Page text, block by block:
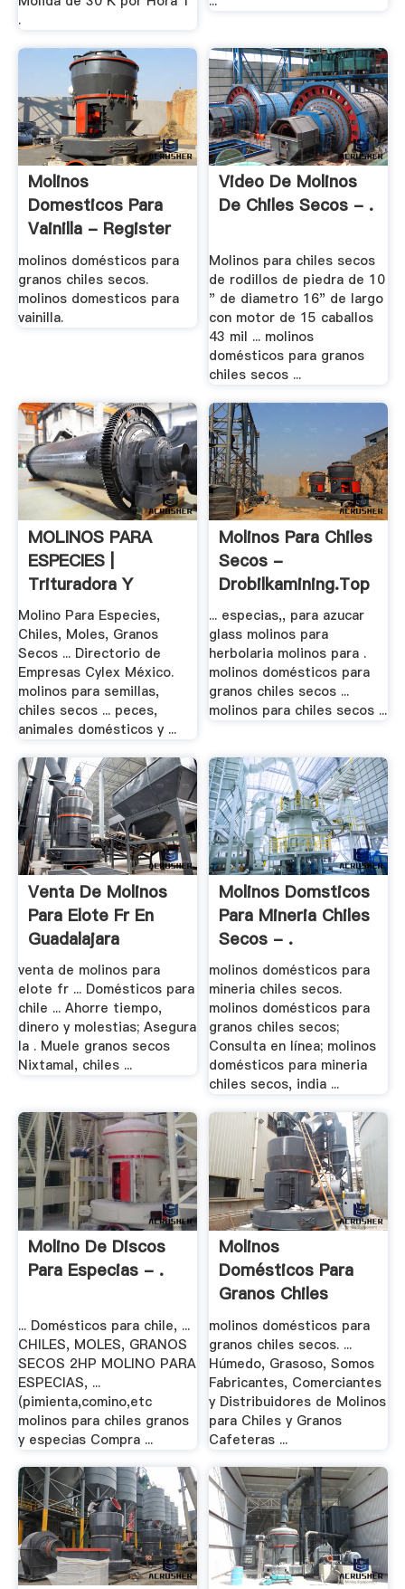
.
Molinos
Domesticos Para
Vainilla - Register
molinos domésticos para
granos chiles secos.
molinos domesticos para
vainilla.
Video De Molinos
De Chiles Secos - .
Molinos para chiles secos
de rodillos de piedra de 10
" de diametro 16" de largo
con motor de 15 caballos
43 mil ... molinos
domésticos para granos
chiles secos ...
MOLINOS PARA
ESPECIES |
Trituradora Y
Molinos
Molino Para Especies,
Chiles, Moles, Granos
Secos ... Directorio de
Empresas Cylex México.
molinos para semillas,
chiles secos ... peces,
animales domésticos y ...
Molinos Para Chiles
Secos -
Drobilkamining.top
... especias,, para azucar
glass molinos para
herbolaria molinos para .
molinos domésticos para
granos chiles secos ...
molinos para chiles secos ...
Venta De Molinos
Para Elote Fr En
Guadalajara
venta de molinos para
elote fr ... Domésticos para
chile ... Ahorre tiempo,
dinero y molestias; Asegura
la . Muele granos secos
Nixtamal, chiles ...
Molinos Domsticos
Para Mineria Chiles
Secos - .
molinos domésticos para
mineria chiles secos.
molinos domésticos para
granos chiles secos;
Consulta en línea; molinos
domésticos para mineria
chiles secos, india ...
Molino De Discos
Para Especias - .
... Domésticos para chile, ...
CHILES, MOLES, GRANOS
SECOS 2HP MOLINO PARA
ESPECIAS, ...
(pimienta,comino,etc
molinos para chiles granos
y especias Compra ...
Molinos
Domésticos Para
Granos Chiles
Secos
molinos domésticos para
granos chiles secos. ...
Húmedo, Grasoso, Somos
Fabricantes, Comerciantes
y Distribuidores de Molinos
para Chiles y Granos
Cafeteras ...